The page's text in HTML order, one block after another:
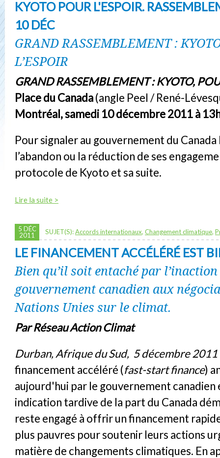
KYOTO POUR L'ESPOIR.
10 DÉC
GRAND RASSEMBLEMENT :
L’ESPOIR
GRAND RASSEMBLEMENT : KYOTO,
Place du Canada(angle Peel / René-
Montréal, samedi 10 décembre 2011 à
Pour signaler au gouvernement du Canada
l’abandon ou la réduction de ses
protocole de Kyoto et sa suite.
Lire la suite >
5 DÉC
2011
SUJET(S):Accords internationaux, Changement climatique,
LE FINANCEMENT ACCÉLÉRÉ EST
Bien qu’il soit entaché par
gouvernement canadien aux
Nations Unies sur le climat.
Par Réseau Action Climat
Durban, Afrique du Sud, 5 décembre 2011
financement accéléré (fast-start finance)
aujourd'hui par le gouvernement canadien
indication tardive de la part du Canada
reste engagé à offrir un financement
plus pauvres pour soutenir leurs actions
matière de changements climatiques. En